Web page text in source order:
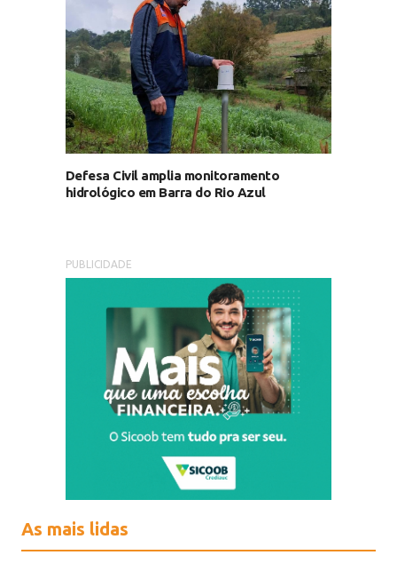
Defesa Civil amplia monitoramento
hidrológico em Barra do Rio Azul
PUBLICIDADE
As mais lidas